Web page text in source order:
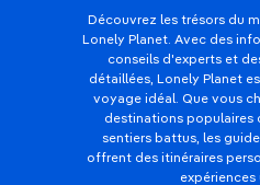
Découvrez les trésors du
Lonely Planet. Avec des
conseils d'experts et
détaillées, Lonely Planet
voyage idéal. Que vous
destinations populaires
sentiers battus, les
offrent des itinéraires
expériences